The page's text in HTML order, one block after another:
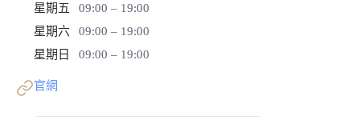
星期五
09:00 – 19:00
星期六
09:00 – 19:00
星期日
09:00 – 19:00
官網